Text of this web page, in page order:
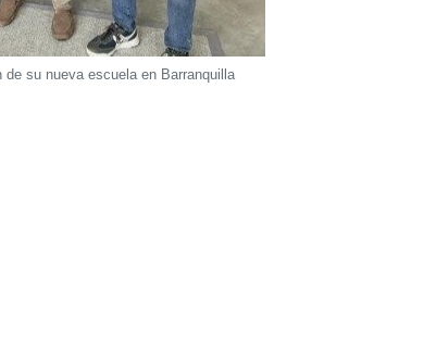
su nueva escuela en Barranquilla